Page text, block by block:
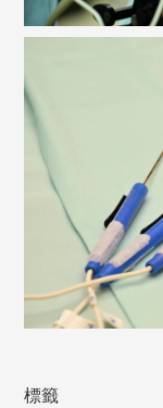
標籤